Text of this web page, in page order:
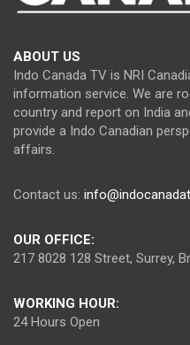
ABOUT US
Indo Canada TV is NRI
information service. We are
country and report on India
provide a Indo Canadian
affairs.
Contact us:
OUR OFFICE:
217 8028 128 Street, Surrey,
WORKING HOUR:
24 Hours Open